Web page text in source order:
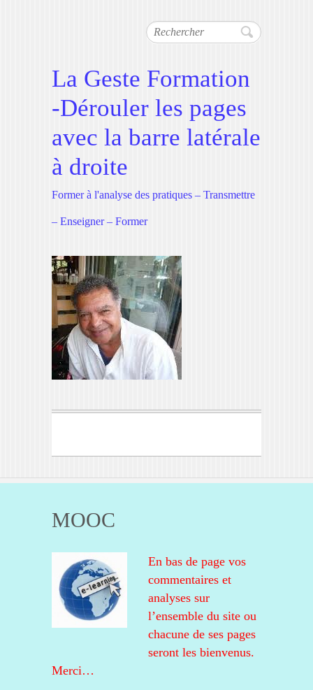
Rechercher
La Geste Formation
-Dérouler les pages
avec la barre latérale
à droite
Former à l'analyse des pratiques – Transmettre
– Enseigner – Former
MOOC
En bas de page vos
commentaires et
analyses sur
l’ensemble du site ou
chacune de ses pages
seront les bienvenus.
Merci…